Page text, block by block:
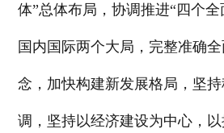
体”总体布局，协调推进“四个
国内国际两个大局，完整准确
念，加快构建新发展格局，坚
调，坚持以经济建设为中心，